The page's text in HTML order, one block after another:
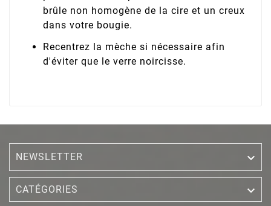
brûle non homogène de la cire et un creux
dans votre bougie.
Recentrez la mèche si nécessaire afin
d'éviter que le verre noircisse.
NEWSLETTER 
CATÉGORIES 